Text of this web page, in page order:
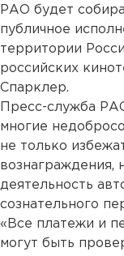
РАО будет
публичное
территории
российских
Спарклер.
Пресс-служба
многие
не только
вознаграждения,
деятельность
сознательного
«Все платежи и
могут быть